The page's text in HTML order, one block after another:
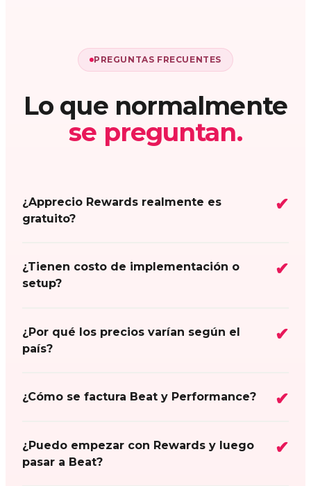
PREGUNTAS FRECUENTES
Lo que normalmente
se preguntan.
¿Apprecio Rewards realmente es
gratuito?
¿Tienen costo de implementación o
setup?
¿Por qué los precios varían según el
país?
¿Cómo se factura Beat y Performance?
¿Puedo empezar con Rewards y luego
pasar a Beat?